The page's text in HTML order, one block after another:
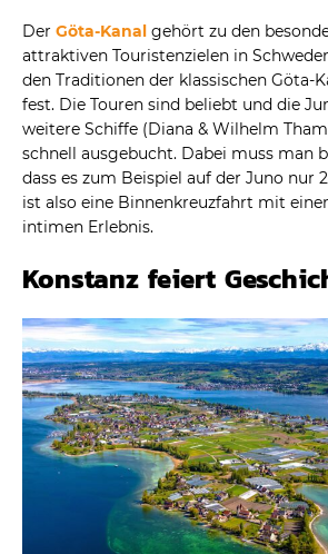
Der Göta-Kanal gehört zu den
attraktiven Touristenzielen in
den Traditionen der klassischen Göta-
fest. Die Touren sind beliebt und die
weitere Schiffe (Diana & Wilhelm
schnell ausgebucht. Dabei muss man
dass es zum Beispiel auf der Juno nur
ist also eine Binnenkreuzfahrt mit
intimen Erlebnis.
Konstanz feiert